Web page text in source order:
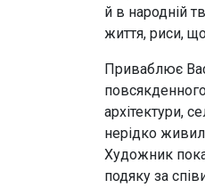
й в народній
життя, риси,
Приваблює
архітектури,
нерідко
Художник
подяку за